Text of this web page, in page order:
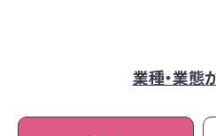
業種・業態